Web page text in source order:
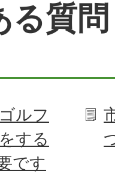
る質
ルフ
する
です